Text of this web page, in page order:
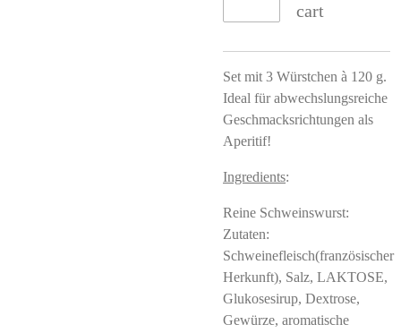
cart
Set mit 3 Würstchen à 120 g.
Ideal für abwechslungsreiche
Geschmacksrichtungen als
Aperitif!
Ingredients:
Reine Schweinswurst:
Zutaten:
Schweinefleisch(französischer
Herkunft), Salz, LAKTOSE,
Glukosesirup, Dextrose,
Gewürze, aromatische